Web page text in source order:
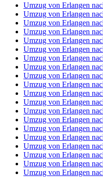
Umzug von Erlangen
Umzug von Erlangen
Umzug von Erlangen
Umzug von Erlangen
Umzug von Erlangen
Umzug von Erlangen
Umzug von Erlangen
Umzug von Erlangen
Umzug von Erlangen
Umzug von Erlangen
Umzug von Erlangen
Umzug von Erlangen
Umzug von Erlangen
Umzug von Erlangen
Umzug von Erlangen
Umzug von Erlangen
Umzug von Erlangen
Umzug von Erlangen
Umzug von Erlangen
Umzug von Erlangen